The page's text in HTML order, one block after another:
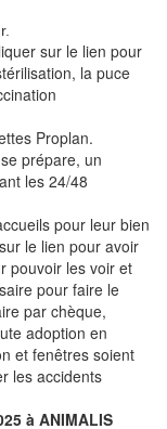
sur le lien pour
la puce
Proplan.
prépare, un
les 24/48
pour leur bien
le lien pour avoir
pouvoir les voir et
pour faire le
par chèque,
adoption en
et fenêtres soient
les accidents
à ANIMALIS